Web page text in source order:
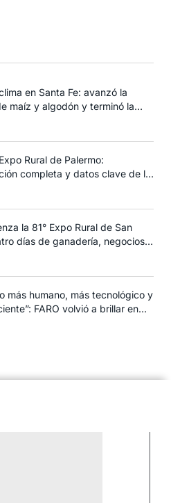
en Santa Fe: avanzó la
maíz y algodón y terminó la
Rural de Palermo:
completa y datos clave de la
la 81° Expo Rural de San
días de ganadería, negocios y
más humano, más tecnológico y
FARO volvió a brillar en